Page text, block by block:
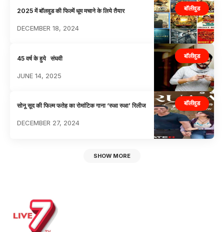
बॉलीवुड
2025 में बॉलवुड की फिल्में धूम मचाने के लिये तैयार
DECEMBER 18, 2024
बॉलीवुड
45 वर्ष के हुये संघवी
JUNE 14, 2025
बॉलीवुड
सोनू सूद की फिल्म फतेह का रोमांटिक गाना ‘रुआ रुआ’ रिलीज
DECEMBER 27, 2024
SHOW MORE